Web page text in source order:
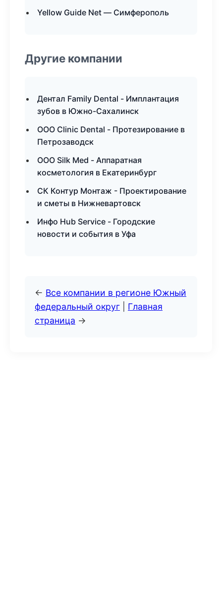
Yellow Guide Net — Симферополь
Другие компании
Дентал Family Dental - Имплантация
зубов в Южно-Сахалинск
ООО Clinic Dental - Протезирование в
Петрозаводск
ООО Silk Med - Аппаратная
косметология в Екатеринбург
СК Контур Монтаж - Проектирование
и сметы в Нижневартовск
Инфо Hub Service - Городские
новости и события в Уфа
← Все компании в регионе Южный
федеральный округ
Главная
страница →